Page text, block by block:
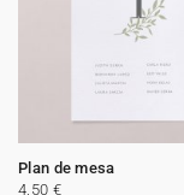
Plan de mesa
4,50 €